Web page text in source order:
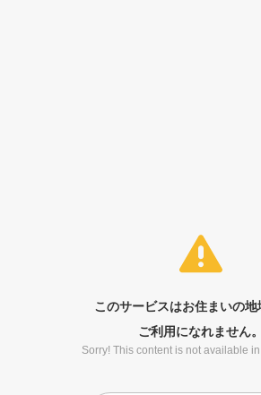
このサービスはお住まいの地
ご利用になれません。
Sorry! This content is not available